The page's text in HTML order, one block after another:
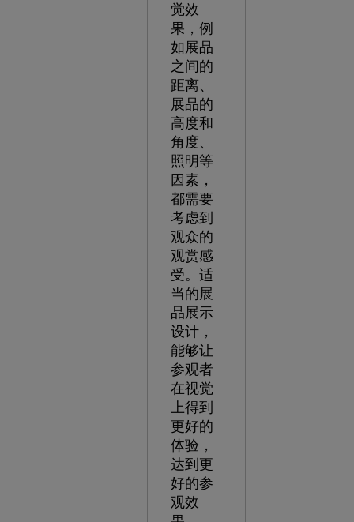
觉效
果，例
如展品
之间的
距离、
展品的
高度和
角度、
照明等
因素，
都需要
考虑到
观众的
观赏感
受。适
当的展
品展示
设计，
能够让
参观者
在视觉
上得到
更好的
体验，
达到更
好的参
观效